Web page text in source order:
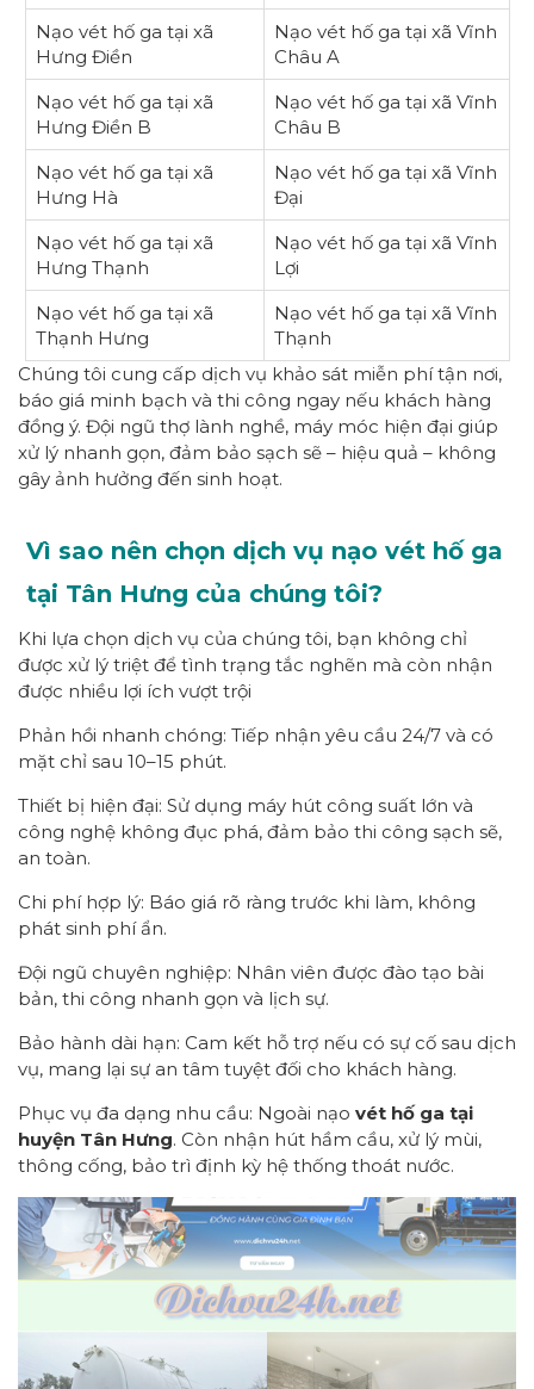
Nạo vét hố ga tại xã
Hưng Điền
Nạo vét hố ga tại xã Vĩnh
Châu A
Nạo vét hố ga tại xã
Hưng Điền B
Nạo vét hố ga tại xã Vĩnh
Châu B
Nạo vét hố ga tại xã
Hưng Hà
Nạo vét hố ga tại xã Vĩnh
Đại
Nạo vét hố ga tại xã
Hưng Thạnh
Nạo vét hố ga tại xã Vĩnh
Lợi
Nạo vét hố ga tại xã
Thạnh Hưng
Nạo vét hố ga tại xã Vĩnh
Thạnh
Chúng tôi cung cấp dịch vụ khảo sát miễn phí tận nơi,
báo giá minh bạch và thi công ngay nếu khách hàng
đồng ý. Đội ngũ thợ lành nghề, máy móc hiện đại giúp
xử lý nhanh gọn, đảm bảo sạch sẽ – hiệu quả – không
gây ảnh hưởng đến sinh hoạt.
Vì sao nên chọn dịch vụ nạo vét hố ga
tại Tân Hưng của chúng tôi?
Khi lựa chọn dịch vụ của chúng tôi, bạn không chỉ
được xử lý triệt để tình trạng tắc nghẽn mà còn nhận
được nhiều lợi ích vượt trội
Phản hồi nhanh chóng: Tiếp nhận yêu cầu 24/7 và có
mặt chỉ sau 10–15 phút.
Thiết bị hiện đại: Sử dụng máy hút công suất lớn và
công nghệ không đục phá, đảm bảo thi công sạch sẽ,
an toàn.
Chi phí hợp lý: Báo giá rõ ràng trước khi làm, không
phát sinh phí ẩn.
Đội ngũ chuyên nghiệp: Nhân viên được đào tạo bài
bản, thi công nhanh gọn và lịch sự.
Bảo hành dài hạn: Cam kết hỗ trợ nếu có sự cố sau dịch
vụ, mang lại sự an tâm tuyệt đối cho khách hàng.
Phục vụ đa dạng nhu cầu: Ngoài nạo vét hố ga tại
huyện Tân Hưng. Còn nhận hút hầm cầu, xử lý mùi,
thông cống, bảo trì định kỳ hệ thống thoát nước.